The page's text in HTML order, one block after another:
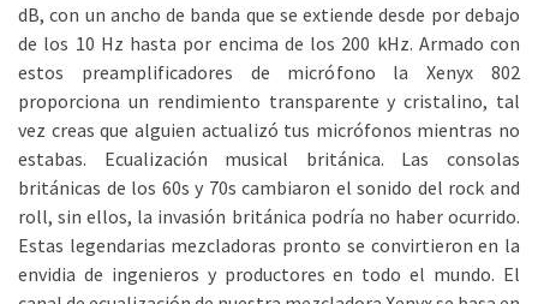
dB, con un ancho de banda que se extiende desde por debajo
de los 10 Hz hasta por encima de los 200 kHz. Armado con
estos preamplificadores de micrófono la Xenyx 802
proporciona un rendimiento transparente y cristalino, tal
vez creas que alguien actualizó tus micrófonos mientras no
estabas. Ecualización musical británica. Las consolas
británicas de los 60s y 70s cambiaron el sonido del rock and
roll, sin ellos, la invasión británica podría no haber ocurrido.
Estas legendarias mezcladoras pronto se convirtieron en la
envidia de ingenieros y productores en todo el mundo. El